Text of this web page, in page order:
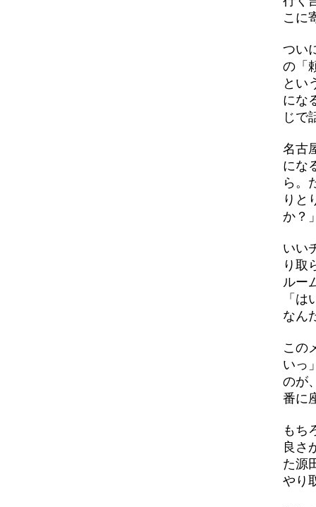
こに
つい
の「
とい
にな
じで
名古
にな
ら。
りと
か？
いい
り取
ルー
「
なん
この
いっ
のが
番に
もち
良さ
た源
やり